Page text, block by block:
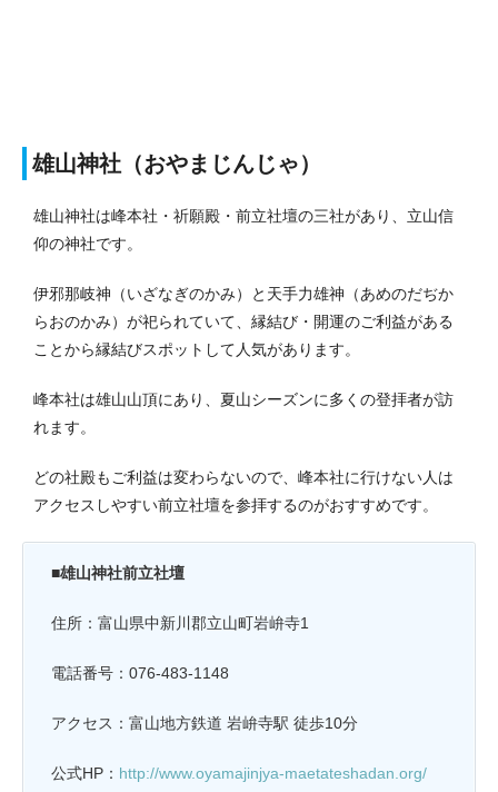
雄山神社（おやまじんじゃ）
雄山神社は峰本社・祈願殿・前立社壇の三社があり、立山信
仰の神社です。
伊邪那岐神（いざなぎのかみ）と天手力雄神（あめのだぢか
らおのかみ）が祀られていて、縁結び・開運のご利益がある
ことから縁結びスポットして人気があります。
峰本社は雄山山頂にあり、夏山シーズンに多くの登拝者が訪
れます。
どの社殿もご利益は変わらないので、峰本社に行けない人は
アクセスしやすい前立社壇を参拝するのがおすすめです。
■雄山神社前立社壇
住所：富山県中新川郡立山町岩峅寺1
電話番号：076-483-1148
アクセス：富山地方鉄道 岩峅寺駅 徒歩10分
公式HP： http://www.oyamajinjya-maetateshadan.org/